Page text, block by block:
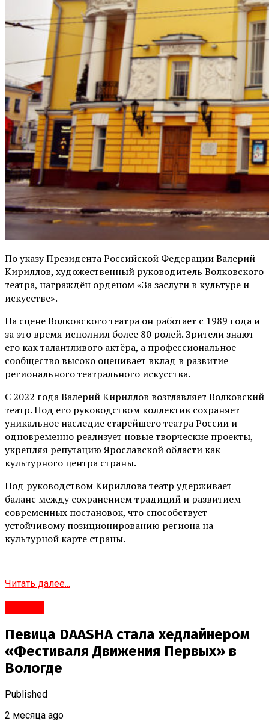
По указу Президента Российской Федерации Валерий
Кириллов, художественный руководитель Волковского
театра, награждён орденом «За заслуги в культуре и
искусстве».
На сцене Волковского театра он работает с 1989 года и
за это время исполнил более 80 ролей. Зрители знают
его как талантливого актёра, а профессиональное
сообщество высоко оценивает вклад в развитие
регионального театрального искусства.
С 2022 года Валерий Кириллов возглавляет Волковский
театр. Под его руководством коллектив сохраняет
уникальное наследие старейшего театра России и
одновременно реализует новые творческие проекты,
укрепляя репутацию Ярославской области как
культурного центра страны.
Под руководством Кириллова театр удерживает
баланс между сохранением традиций и развитием
современных постановок, что способствует
устойчивому позиционированию региона на
культурной карте страны.
Читать далее...
Певица DAASHA стала хедлайнером
«Фестиваля Движения Первых» в
Вологде
Published
2 месяца ago